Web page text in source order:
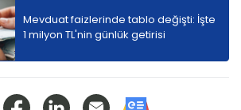
Mevduat faizlerinde tablo değişti: İşte
1 milyon TL'nin günlük getirisi